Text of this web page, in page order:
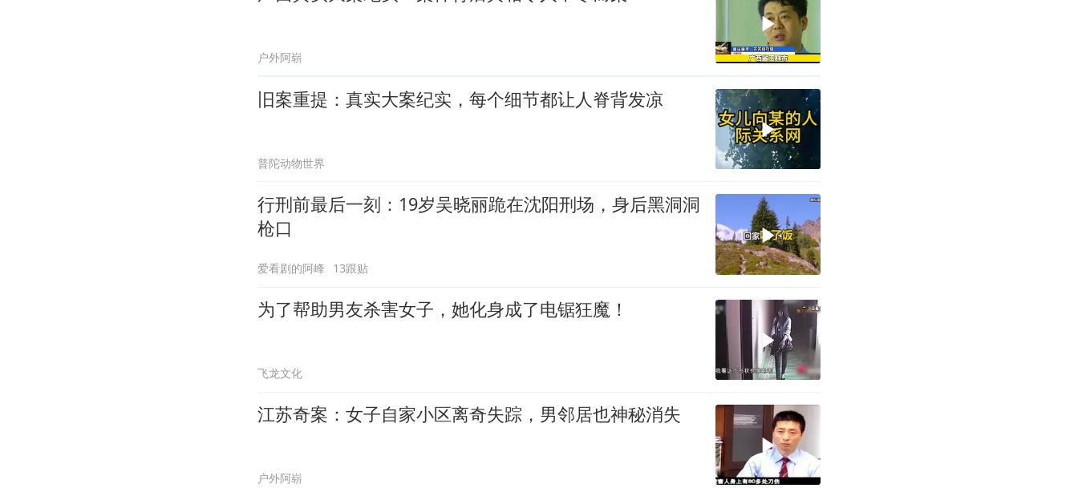
户外阿崭
旧案重提：真实大案纪实，每个细节都让人脊背发凉
普陀动物世界
行刑前最后一刻：19岁吴晓丽跪在沈阳刑场，身后黑洞洞
枪口
爱看剧的阿峰 13跟贴
为了帮助男友杀害女子，她化身成了电锯狂魔！
飞龙文化
江苏奇案：女子自家小区离奇失踪，男邻居也神秘消失
户外阿崭